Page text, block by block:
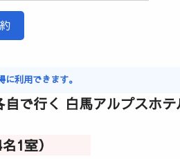
利用できます。
自で行く 白馬アルプスホ
1室）